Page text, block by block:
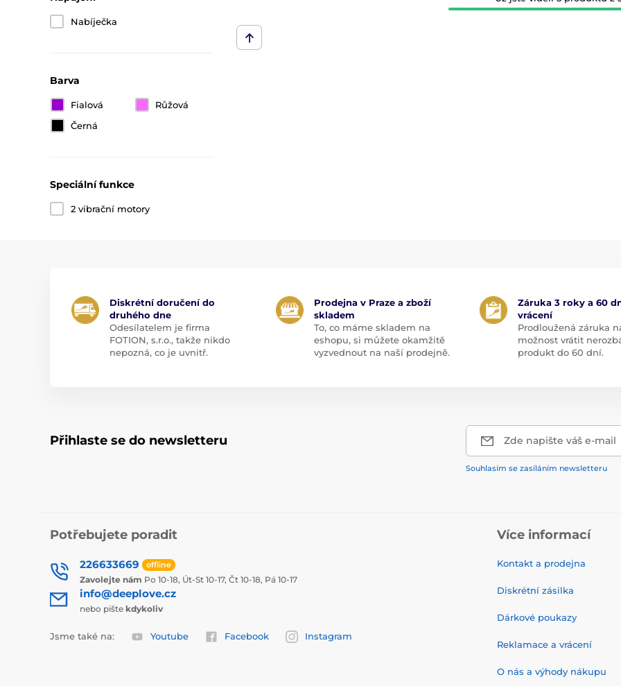
Nabíječka
Barva
Fialová
Růžová
Černá
Speciální funkce
2 vibrační motory
Diskrétní doručení do
druhého dne
Odesílatelem je firma
FOTION, s.r.o., takže nikdo
nepozná, co je uvnitř.
Prodejna v Praze a zboží
skladem
To, co máme skladem na
eshopu, si můžete okamžitě
vyzvednout na naší prodejně.
Záruka 3 roky a 60
vrácení
Prodloužená záruka
možnost vrátit
produkt do 60 dní.
Přihlaste se do newsletteru Zde napište váš e-mail
Souhlasím se zasíláním newsletteru
Potřebujete poradit
226633669 offline
Zavolejte nám Po 10-18, Út-St 10-17, Čt 10-18, Pá 10-17
info@deeplove.cz
nebo pište kdykoliv
Jsme také na: Youtube Facebook Instagram
Více informací
Kontakt a prodejna
Diskrétní zásilka
Dárkové poukazy
Reklamace a vrácení
O nás a výhody nákupu